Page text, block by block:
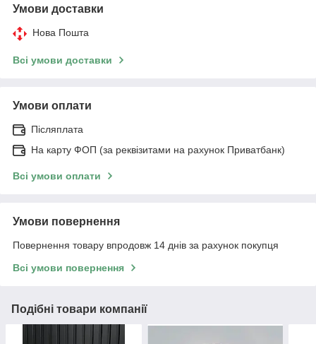
Умови доставки
Нова Пошта
Всі умови доставки
Умови оплати
Післяплата
На карту ФОП (за реквізитами на рахунок Приватбанк)
Всі умови оплати
Умови повернення
Повернення товару впродовж 14 днів за рахунок покупця
Всі умови повернення
Подібні товари компанії